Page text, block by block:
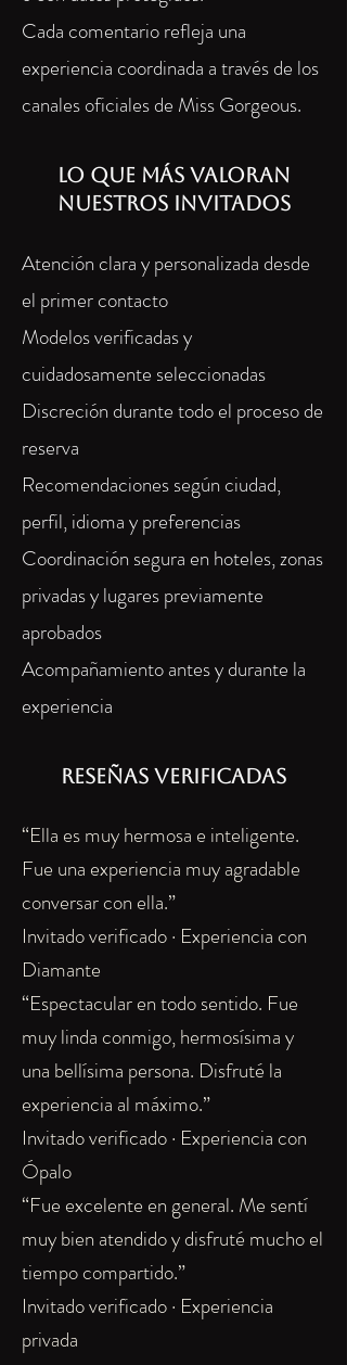
Cada comentario refleja una
experiencia coordinada a través de los
canales oficiales de Miss Gorgeous.
Lo que más valoran
nuestros invitados
Atención clara y personalizada desde
el primer contacto
Modelos verificadas y
cuidadosamente seleccionadas
Discreción durante todo el proceso de
reserva
Recomendaciones según ciudad,
perfil, idioma y preferencias
Coordinación segura en hoteles, zonas
privadas y lugares previamente
aprobados
Acompañamiento antes y durante la
experiencia
Reseñas verificadas
“Ella es muy hermosa e inteligente.
Fue una experiencia muy agradable
conversar con ella.”
Invitado verificado · Experiencia con
Diamante
“Espectacular en todo sentido. Fue
muy linda conmigo, hermosísima y
una bellísima persona. Disfruté la
experiencia al máximo.”
Invitado verificado · Experiencia con
Ópalo
“Fue excelente en general. Me sentí
muy bien atendido y disfruté mucho el
tiempo compartido.”
Invitado verificado · Experiencia
privada